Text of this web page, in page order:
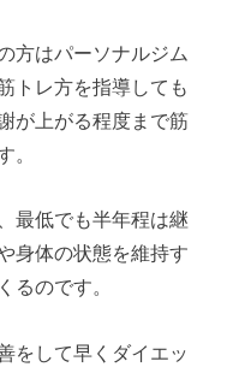
方はパーソナルジム
トレ方を指導しても
が上がる程度まで筋
。
最低でも半年程は継
身体の状態を維持す
るのです。
をして早くダイエッ